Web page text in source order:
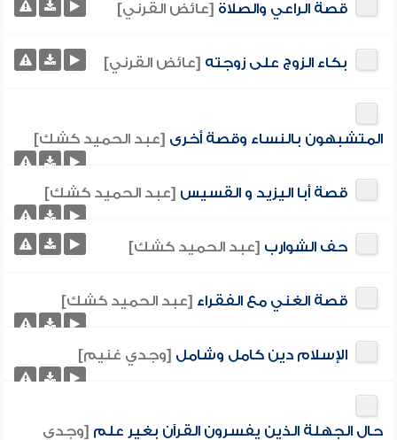
قصة الراعي والصلاة [عائض القرني]
بكاء الزوج على زوجته [عائض القرني]
المتشبهون بالنساء وقصة أخرى [عبد الحميد كشك]
قصة أبا اليزيد و القسيس [عبد الحميد كشك]
حف الشوارب [عبد الحميد كشك]
قصة الغني مع الفقراء [عبد الحميد كشك]
الإسلام دين كامل وشامل [وجدي غنيم]
حال الجهلة الذين يفسرون القرآن بغير علم [وجدي